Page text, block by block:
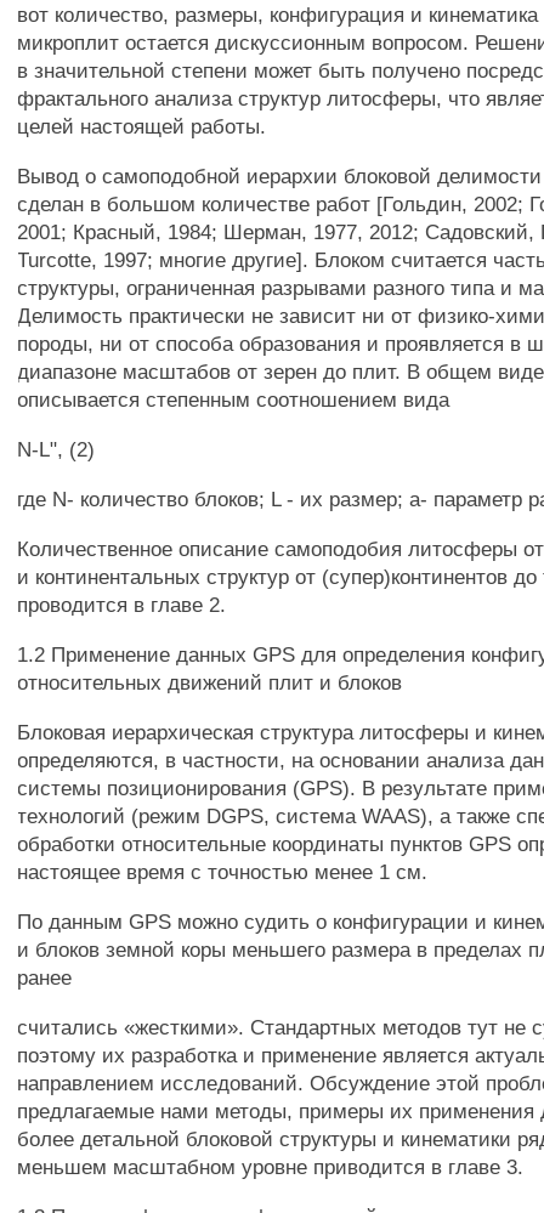
вот количество, размеры, конфигурация и
микроплит остается дискуссионным вопросом.
в значительной степени может быть получено
фрактального анализа структур литосферы, что
целей настоящей работы.
Вывод о самоподобной иерархии блоковой
сделан в большом количестве работ [Гольдин, 2002;
2001; Красный, 1984; Шерман, 1977, 2012; Садовский,
Turcotte, 1997; многие другие]. Блоком считается
структуры, ограниченная разрывами разного типа и
Делимость практически не зависит ни от физико-
породы, ни от способа образования и проявляется в
диапазоне масштабов от зерен до плит. В общем
описывается степенным соотношением вида
N-L", (2)
где N- количество блоков; L - их размер; а- параметр
Количественное описание самоподобия литосферы
и континентальных структур от (супер)континентов
проводится в главе 2.
1.2 Применение данных GPS для определения
относительных движений плит и блоков
Блоковая иерархическая структура литосферы и
определяются, в частности, на основании анализа
системы позиционирования (GPS). В результате
технологий (режим DGPS, система WAAS), а также
обработки относительные координаты пунктов GPS
настоящее время с точностью менее 1 см.
По данным GPS можно судить о конфигурации и
и блоков земной коры меньшего размера в пределах
ранее
считались «жесткими». Стандартных методов тут не
поэтому их разработка и применение является
направлением исследований. Обсуждение этой
предлагаемые нами методы, примеры их применения
более детальной блоковой структуры и кинематики
меньшем масштабном уровне приводится в главе 3.